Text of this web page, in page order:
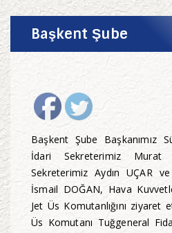
Başkent Şube
Başkent Şube Başkanımız
İdari Sekreterimiz Murat
Sekreterimiz Aydın UÇAR
İsmail DOĞAN, Hava
Jet Üs Komutanlığını
Üs Komutanı Tuğgeneral